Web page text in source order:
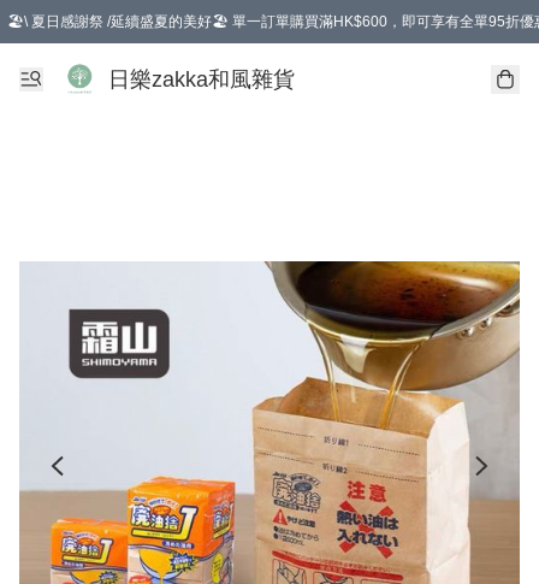
🏖️\ 夏日感謝祭 /延續盛夏的美好🏖️ 單一訂單購買滿HK$600，即可享有全單95折優
選擇GoGoX住宅/工商地址配送，單一訂單消費購物滿HK$680(折扣後），可享有
日樂zakka和風雜貨